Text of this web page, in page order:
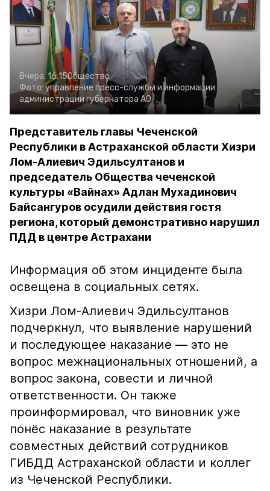
Вчера, 16:15Общество
Фото: управление пресс-службы и информации
администрации губернатора АО
Представитель главы Чеченской
Республики в Астраханской области Хизри
Лом-Алиевич Эдильсултанов и
председатель Общества чеченской
культуры «Вайнах» Адлан Мухадинович
Байсангуров осудили действия гостя
региона, который демонстративно нарушил
ПДД в центре Астрахани
Информация об этом инциденте была
освещена в социальных сетях.
Хизри Лом-Алиевич Эдильсултанов
подчеркнул, что выявление нарушений
и последующее наказание — это не
вопрос межнациональных отношений, а
вопрос закона, совести и личной
ответственности. Он также
проинформировал, что виновник уже
понёс наказание в результате
совместных действий сотрудников
ГИБДД Астраханской области и коллег
из Чеченской Республики.